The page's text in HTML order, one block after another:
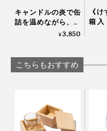
連絡を
モダンなブラックのBOX
ったりだと思います！
キャンドルの炎で缶
詰を温めながら、ゆ
っくり呑める「小さ
ロスウォーマー
¥3,850
《
箱入
り
こちらもおすすめ